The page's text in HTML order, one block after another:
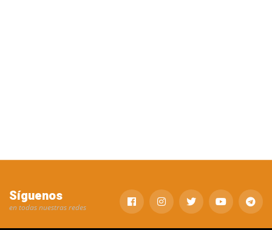
Síguenos
en todas nuestras redes